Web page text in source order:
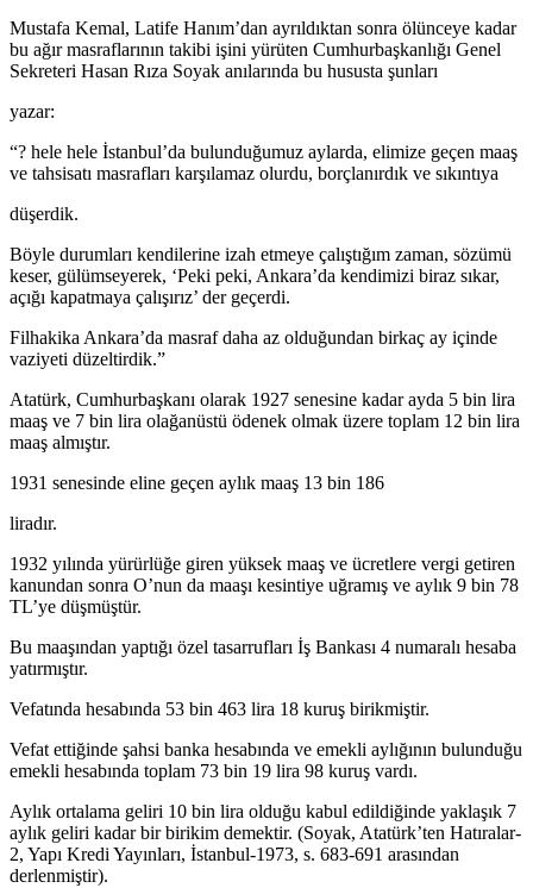
Mustafa Kemal, Latife Hanım’dan ayrıldıktan sonra ölünceye kadar
bu ağır masraflarının takibi işini yürüten Cumhurbaşkanlığı Genel
Sekreteri Hasan Rıza Soyak anılarında bu hususta şunları
yazar:
“? hele hele İstanbul’da bulunduğumuz aylarda, elimize geçen maaş
ve tahsisatı masrafları karşılamaz olurdu, borçlanırdık ve sıkıntıya
düşerdik.
Böyle durumları kendilerine izah etmeye çalıştığım zaman, sözümü
keser, gülümseyerek, ‘Peki peki, Ankara’da kendimizi biraz sıkar,
açığı kapatmaya çalışırız’ der geçerdi.
Filhakika Ankara’da masraf daha az olduğundan birkaç ay içinde
vaziyeti düzeltirdik.”
Atatürk, Cumhurbaşkanı olarak 1927 senesine kadar ayda 5 bin lira
maaş ve 7 bin lira olağanüstü ödenek olmak üzere toplam 12 bin lira
maaş almıştır.
1931 senesinde eline geçen aylık maaş 13 bin 186
liradır.
1932 yılında yürürlüğe giren yüksek maaş ve ücretlere vergi getiren
kanundan sonra O’nun da maaşı kesintiye uğramış ve aylık 9 bin 78
TL’ye düşmüştür.
Bu maaşından yaptığı özel tasarrufları İş Bankası 4 numaralı hesaba
yatırmıştır.
Vefatında hesabında 53 bin 463 lira 18 kuruş birikmiştir.
Vefat ettiğinde şahsi banka hesabında ve emekli aylığının bulunduğu
emekli hesabında toplam 73 bin 19 lira 98 kuruş vardı.
Aylık ortalama geliri 10 bin lira olduğu kabul edildiğinde yaklaşık 7
aylık geliri kadar bir birikim demektir. (Soyak, Atatürk’ten Hatıralar-
2, Yapı Kredi Yayınları, İstanbul-1973, s. 683-691 arasından
derlenmiştir).